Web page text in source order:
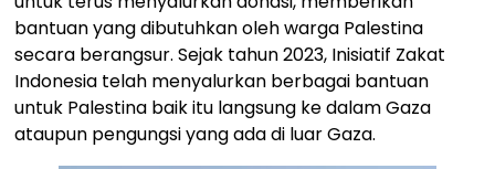
bantuan yang dibutuhkan oleh warga Palestina
secara berangsur. Sejak tahun 2023, Inisiatif Zakat
Indonesia telah menyalurkan berbagai bantuan
untuk Palestina baik itu langsung ke dalam Gaza
ataupun pengungsi yang ada di luar Gaza.